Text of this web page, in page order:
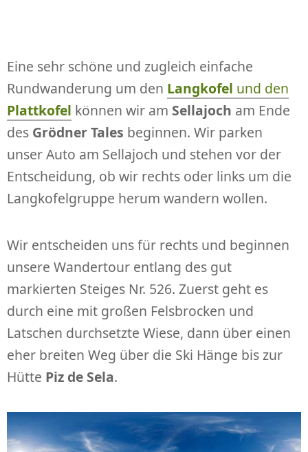
Eine sehr schöne und zugleich einfache
Rundwanderung um den Langkofel und den
Plattkofel können wir am Sellajoch am Ende
des Grödner Tales beginnen. Wir parken
unser Auto am Sellajoch und stehen vor der
Entscheidung, ob wir rechts oder links um die
Langkofelgruppe herum wandern wollen.
Wir entscheiden uns für rechts und beginnen
unsere Wandertour entlang des gut
markierten Steiges Nr. 526. Zuerst geht es
durch eine mit großen Felsbrocken und
Latschen durchsetzte Wiese, dann über einen
eher breiten Weg über die Ski Hänge bis zur
Hütte Piz de Sela.